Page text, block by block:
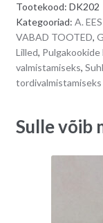
karikakrad
7
tk
ja
rohelised
tk
Tootekood: DK202
Kategooriad: A.
VABAD TOOTED,
Lilled,
valmistamiseks,
Sulle võib